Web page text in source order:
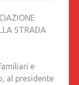
ODV
STRADA
e
al presidente